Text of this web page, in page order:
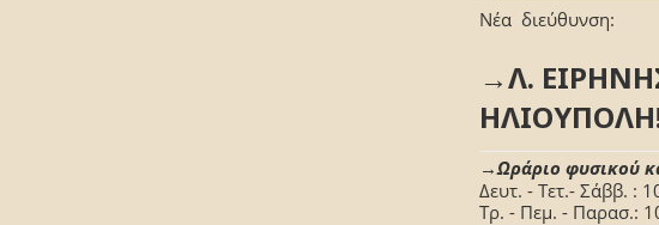
Νέα διεύθυνση:
→Λ.
→Ωράριο φυσικού
Δευτ. - Τετ.- Σάββ. :
Τρ. - Πεμ. - Παρασ.: